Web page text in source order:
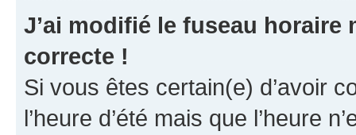
J’ai modifié le fuseau horaire
correcte !
Si vous êtes certain(e) d’avoir
l’heure d’été mais que l’heure